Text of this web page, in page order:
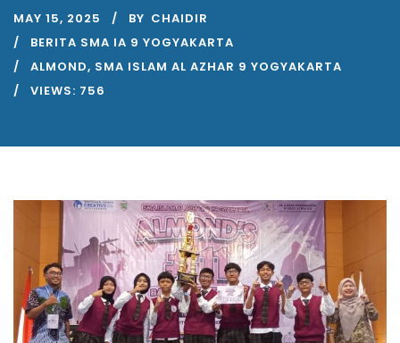
MAY 15, 2025 BY CHAIDIR
BERITA SMA IA 9 YOGYAKARTA
ALMOND, SMA ISLAM AL AZHAR 9 YOGYAKARTA
VIEWS: 756